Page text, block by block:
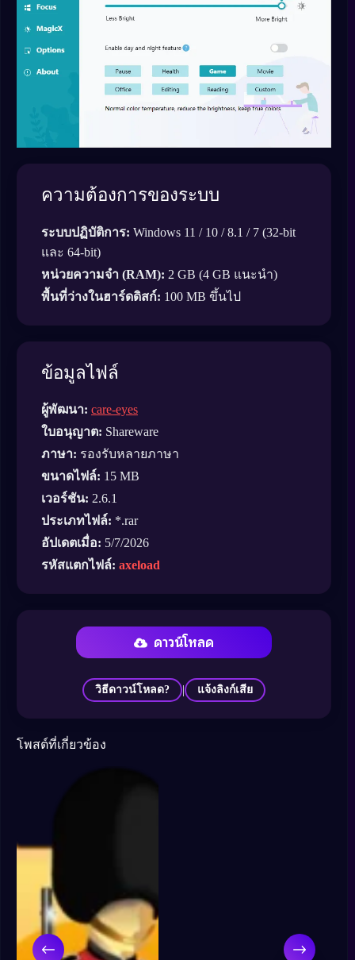
ความต้องการของระบบ
ระบบปฏิบัติการ: Windows 11 / 10 / 8.1 / 7 (32-bit
และ 64-bit)
หน่วยความจำ (RAM): 2 GB (4 GB แนะนำ)
พื้นที่ว่างในฮาร์ดดิสก์: 100 MB ขึ้นไป
ข้อมูลไฟล์
ผู้พัฒนา: care-eyes
ใบอนุญาต: Shareware
ภาษา: รองรับหลายภาษา
ขนาดไฟล์: 15 MB
เวอร์ชัน: 2.6.1
ประเภทไฟล์: *.rar
อัปเดตเมื่อ: 5/7/2026
รหัสแตกไฟล์: axeload
ดาวน์โหลด
วิธีดาวน์โหลด? | แจ้งลิงก์เสีย
โพสต์ที่เกี่ยวข้อง